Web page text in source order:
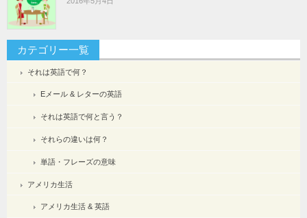
カテゴリー一覧
それは英語で何？
Eメール & レターの英語
それは英語で何と言う？
それらの違いは何？
単語・フレーズの意味
アメリカ生活
アメリカ生活 & 英語